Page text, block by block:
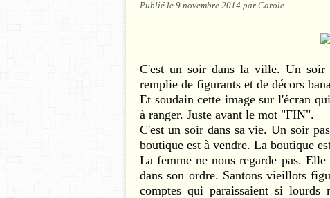
Publié le 9 novembre 2014 par Carole
C'est un soir dans la ville. Un soir
remplie de figurants et de décors
Et soudain cette image sur l'écran
à ranger. Juste avant le mot "FIN".
C'est un soir dans sa vie. Un soir
boutique est à vendre. La boutique
La femme ne nous regarde pas.
dans son ordre. Santons vieillots
comptes qui paraissaient si lourds